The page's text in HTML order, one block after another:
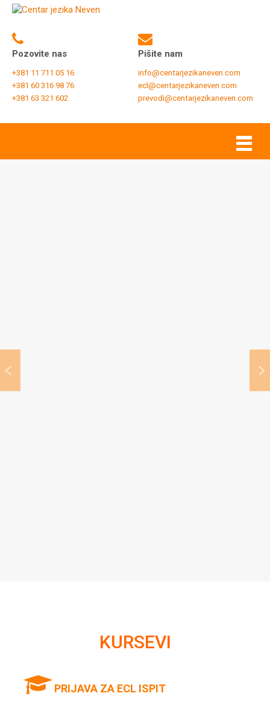
Pozovite nas
+381 11 711 05 16
+381 60 316 98 76
+381 63 321 602
Pišite nam
info@centarjezikaneven.com
ecl@centarjezikaneven.com
prevodi@centarjezikaneven.com
KURSEVI
PRIJAVA ZA ECL ISPIT